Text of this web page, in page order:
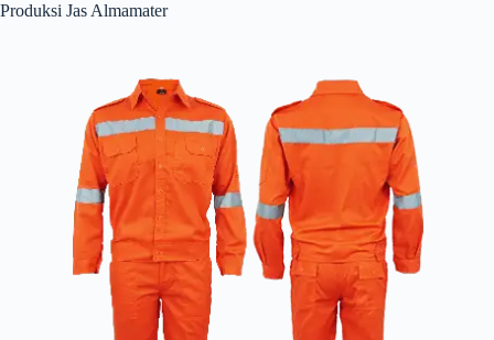
Produksi Jas Almamater